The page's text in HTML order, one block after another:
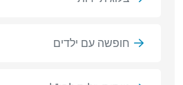
חופשה עם ילדים